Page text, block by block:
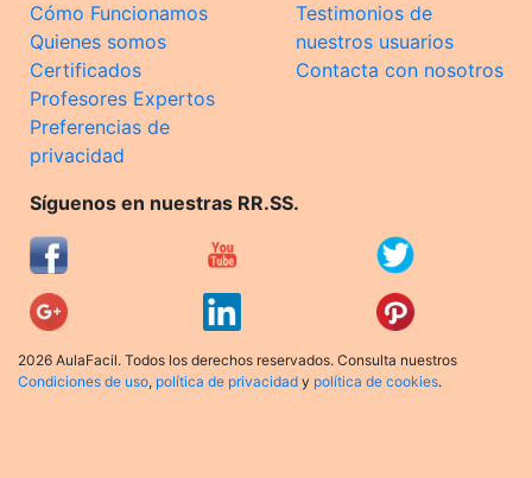
Cómo Funcionamos
Quienes somos
Certificados
Profesores Expertos
Preferencias de
privacidad
Testimonios de
nuestros usuarios
Contacta con nosotros
Síguenos en nuestras RR.SS.
2026 AulaFacil. Todos los derechos reservados. Consulta nuestros
Condiciones de uso, política de privacidad y política de cookies.